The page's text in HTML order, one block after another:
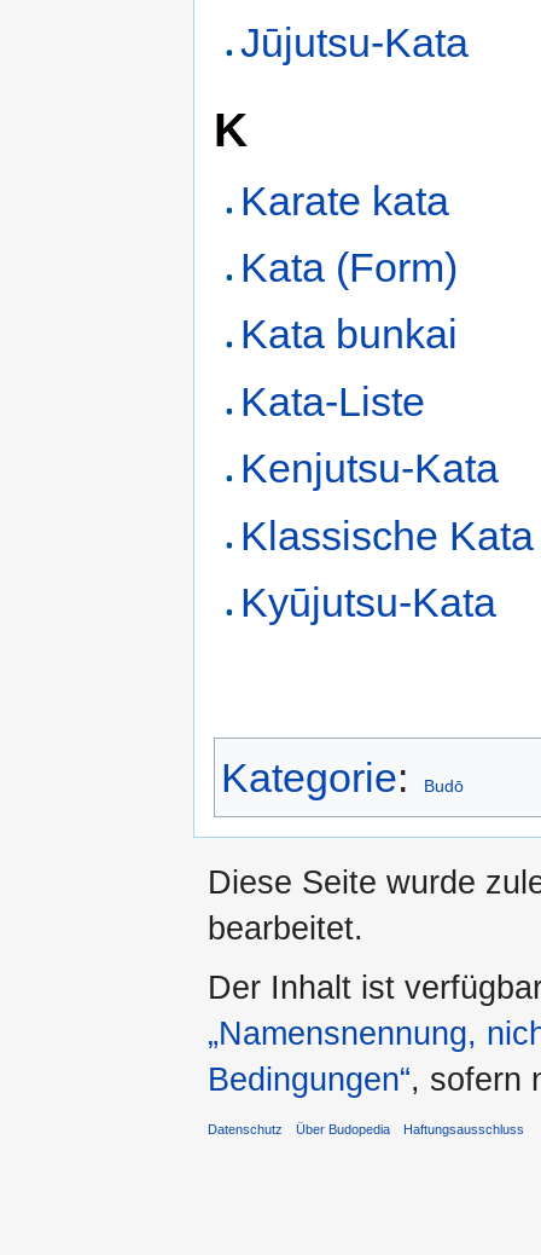
Jūjutsu-Kata
K
Karate kata
Kata (Form)
Kata bunkai
Kata-Liste
Kenjutsu-Kata
Klassische Kata
Kyūjutsu-Kata
Kategorie: Budō
Diese Seite wurde
bearbeitet.
Der Inhalt ist
„Namensnennung,
Bedingungen“, sofern
Datenschutz Über Budopedia Haftungsausschluss